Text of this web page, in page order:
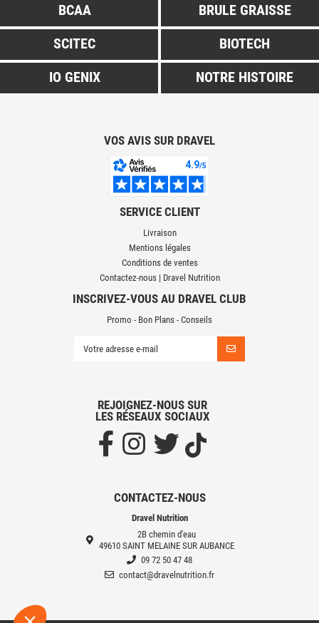
BCAA
BRULE GRAISSE
SCITEC
BIOTECH
IO GENIX
NOTRE HISTOIRE
VOS AVIS SUR DRAVEL
SERVICE CLIENT
Livraison
Mentions légales
Conditions de ventes
Contactez-nous | Dravel Nutrition
CONTACTEZ-NOUS
Dravel Nutrition
2B chemin d'eau
49610 SAINT MELAINE SUR AUBANCE
09 72 50 47 48
contact@dravelnutrition.fr
INSCRIVEZ-VOUS AU DRAVEL CLUB
Promo - Bon Plans - Conseils
REJOIGNEZ-NOUS SUR
LES RÉSEAUX SOCIAUX